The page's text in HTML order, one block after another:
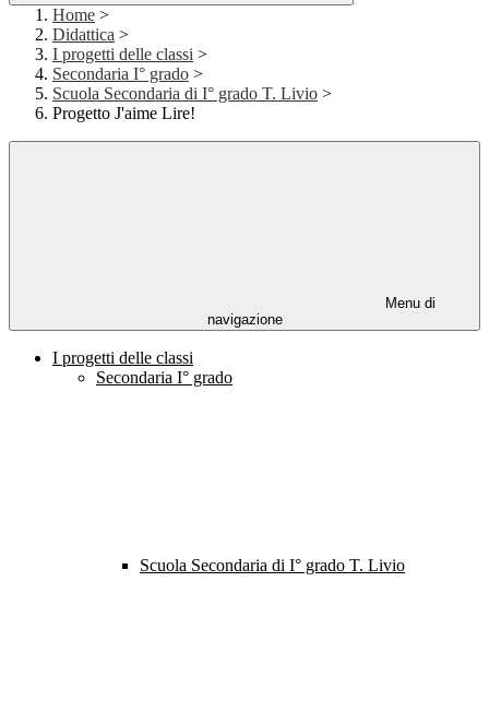
Home >
Didattica >
I progetti delle classi >
Secondaria I° grado >
Scuola Secondaria di I° grado T. Livio >
Progetto J'aime Lire!
Menu di
navigazione
I progetti delle classi
Secondaria I° grado
Scuola Secondaria di I° grado T. Livio